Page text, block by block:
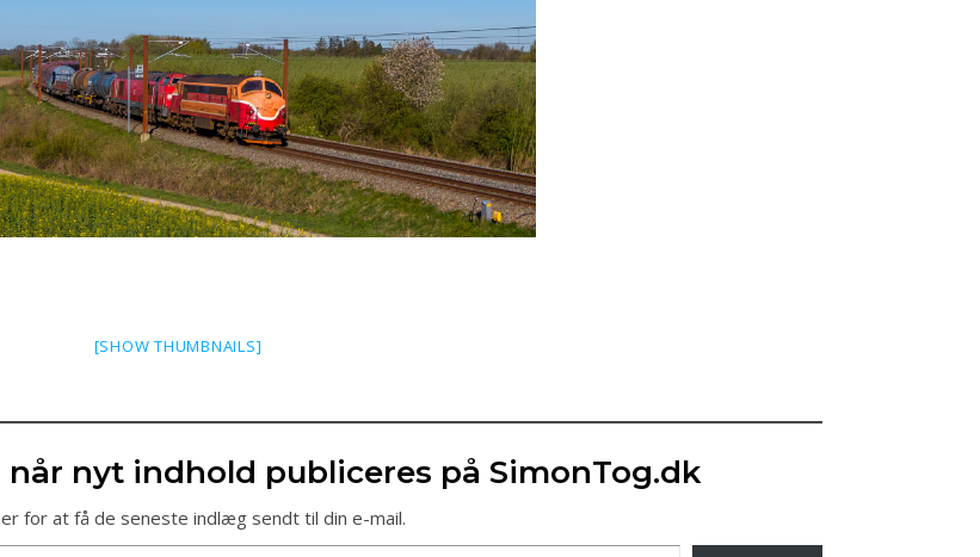
[SHOW THUMBNAILS]
nyt indhold publiceres på SimonTog.dk
for at få de seneste indlæg sendt til din e-mail.